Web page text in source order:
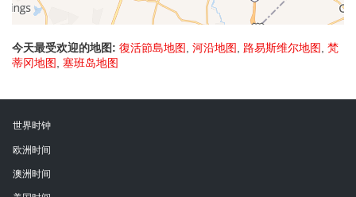
今天最受欢迎的地图: 復活節島地图, 河沿地图, 路易斯维尔地图, 梵
蒂冈地图, 塞班岛地图
世界时钟
欧洲时间
澳洲时间